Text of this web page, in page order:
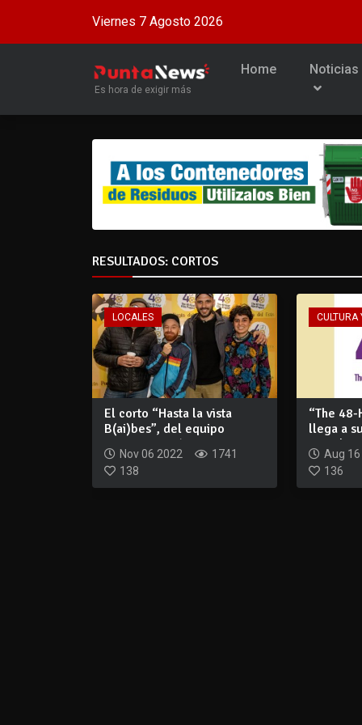
Viernes 7 Agosto 2026
Es hora de exigir más
Home Noticias
RESULTADOS: CORTOS
LOCALES
El corto “Hasta la vista
B(ai)bes”, del equipo
Arpegio, ganó...
Nov 06 2022
1741
138
CULTURA
“The
llega a
con el...
Aug
136